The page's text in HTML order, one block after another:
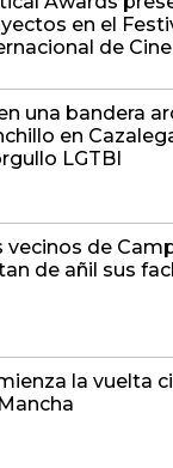
en el
de
una bandera
en
LGTBI
vecinos de
de añil sus
la vuelta